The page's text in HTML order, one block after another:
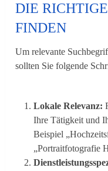
DIE
FINDEN
Um relevante
sollten Sie folgende
Lokale Relevanz:
Ihre Tätigkeit und
Beispiel
„Portraitfotografie